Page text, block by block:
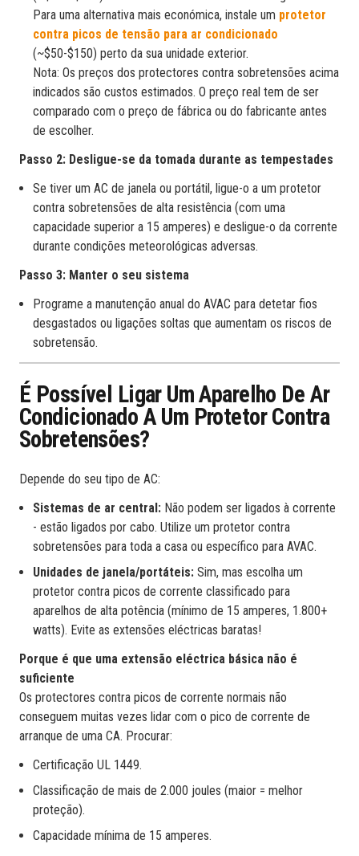
Para uma alternativa mais económica, instale um protetor
contra picos de tensão para ar condicionado
(~$50-$150) perto da sua unidade exterior.
Nota: Os preços dos protectores contra sobretensões acima
indicados são custos estimados. O preço real tem de ser
comparado com o preço de fábrica ou do fabricante antes
de escolher.
Passo 2: Desligue-se da tomada durante as tempestades
Se tiver um AC de janela ou portátil, ligue-o a um protetor
contra sobretensões de alta resistência (com uma
capacidade superior a 15 amperes) e desligue-o da corrente
durante condições meteorológicas adversas.
Passo 3: Manter o seu sistema
Programe a manutenção anual do AVAC para detetar fios
desgastados ou ligações soltas que aumentam os riscos de
sobretensão.
É Possível Ligar Um Aparelho De Ar
Condicionado A Um Protetor Contra
Sobretensões?
Depende do seu tipo de AC:
Sistemas de ar central: Não podem ser ligados à corrente
- estão ligados por cabo. Utilize um protetor contra
sobretensões para toda a casa ou específico para AVAC.
Unidades de janela/portáteis: Sim, mas escolha um
protetor contra picos de corrente classificado para
aparelhos de alta potência (mínimo de 15 amperes, 1.800+
watts). Evite as extensões eléctricas baratas!
Porque é que uma extensão eléctrica básica não é
suficiente
Os protectores contra picos de corrente normais não
conseguem muitas vezes lidar com o pico de corrente de
arranque de uma CA. Procurar:
Certificação UL 1449.
Classificação de mais de 2.000 joules (maior = melhor
proteção).
Capacidade mínima de 15 amperes.